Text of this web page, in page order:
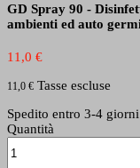
GD Spray 90 -
ambienti ed auto
11,0 €
11,0 € Tasse escluse
Spedito entro 3-4
Quantità